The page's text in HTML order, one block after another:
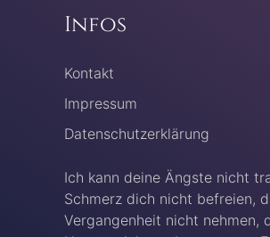
Infos
Kontakt
Impressum
Datenschutzerklärung
Ich kann deine Ängste nicht
Schmerz dich nicht befreien,
Vergangenheit nicht nehmen,